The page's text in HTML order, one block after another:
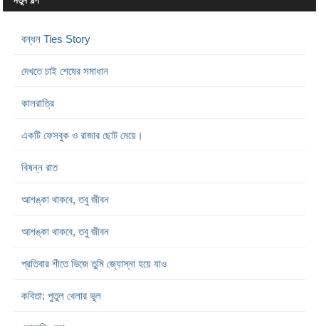
বন্ধন Ties Story
দেখতে চাই শেষের সমাধান
কালরাত্রি
একটি ফেসবুক ও রাজার ছোট মেয়ে।
বিষন্ন রাত
আশঙ্কা থাকবে, তবু জীবন
আশঙ্কা থাকবে, তবু জীবন
প্রতিবার শীতে ভিজে তুমি জ্যোস্না হয়ে যাও
কবিতা: পুতুল খেলার ভুল